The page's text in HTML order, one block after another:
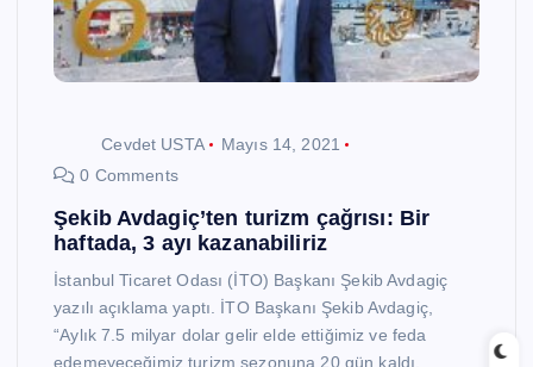
Cevdet USTA
Mayıs 14, 2021
0 Comments
Şekib Avdagiç’ten turizm çağrısı: Bir
haftada, 3 ayı kazanabiliriz
İstanbul Ticaret Odası (İTO) Başkanı Şekib Avdagiç
yazılı açıklama yaptı. İTO Başkanı Şekib Avdagiç,
“Aylık 7.5 milyar dolar gelir elde ettiğimiz ve feda
edemeyeceğimiz turizm sezonuna 20 gün kaldı.